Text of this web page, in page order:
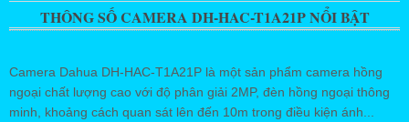
THÔNG SỐ CAMERA DH-HAC-T1A21P NỔI BẬT
Camera Dahua DH-HAC-T1A21P là một sản phẩm camera hồng
ngoại chất lượng cao với độ phân giải 2MP, đèn hồng ngoại thông
minh, khoảng cách quan sát lên đến 10m trong điều kiện ánh...